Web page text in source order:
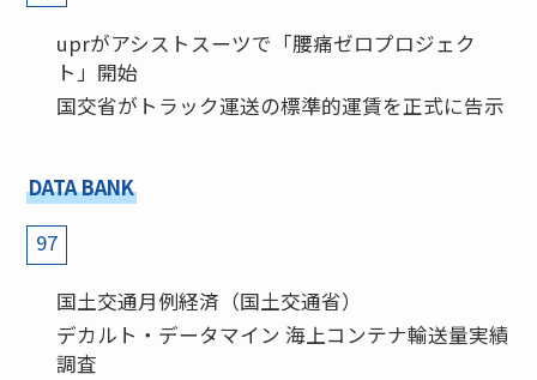
uprがアシストスーツで「腰痛ゼロプロジェク
ト」開始
国交省がトラック運送の標準的運賃を正式に告示
DATA BANK
97
国土交通月例経済（国土交通省）
デカルト・データマイン 海上コンテナ輸送量実績
調査